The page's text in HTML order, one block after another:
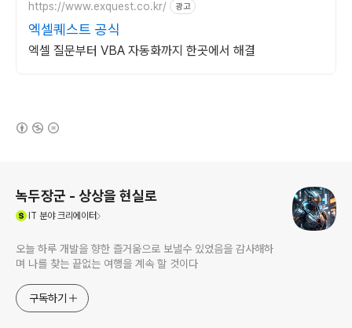
https://www.exquest.co.kr/ 광고
엑셀퀘스트 공식
엑셀 질문부터 VBA 자동화까지 한곳에서 해결
녹두장군 - 상상을 현실로
IT 분야 크리에이터
오늘 하루 개발을 향한 즐거움으로 보낼수 있었음을 감사해하
며 나를 찾는 끝없는 여행을 계속 할 것이다
구독하기